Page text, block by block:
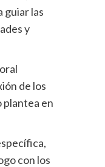
guiar las
y
de los
plantea en
con los